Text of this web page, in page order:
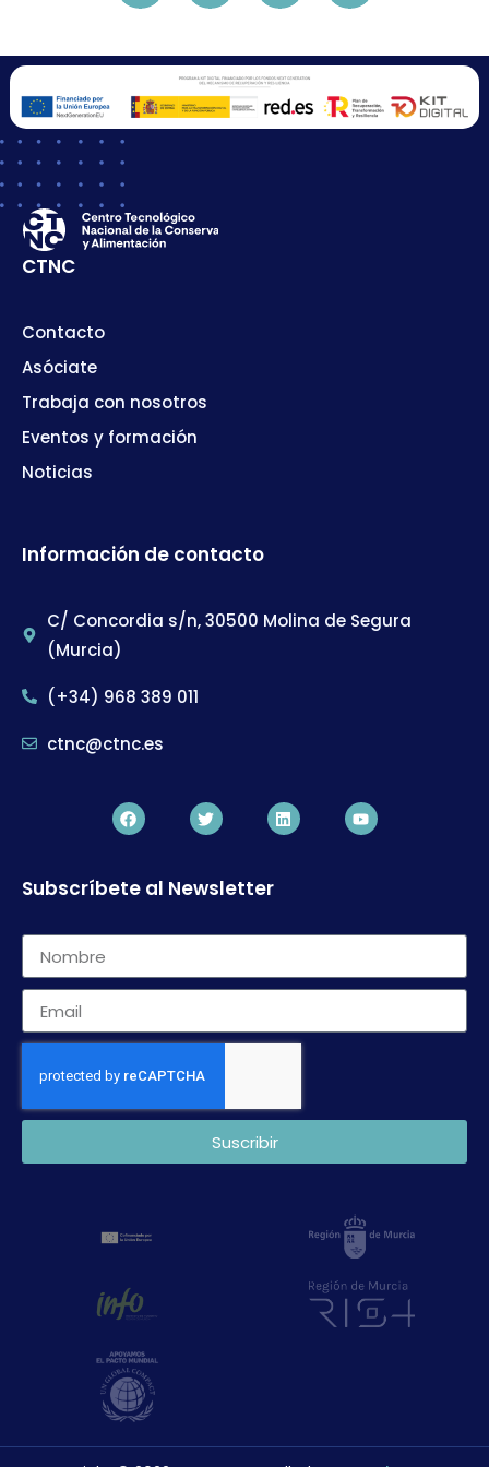
CTNC
Contacto
Asóciate
Trabaja con nosotros
Eventos y formación
Noticias
Información de contacto
C/ Concordia s/n, 30500 Molina de Segura
(Murcia)
(+34) 968 389 011
ctnc@ctnc.es
Subscríbete al Newsletter
Suscribir